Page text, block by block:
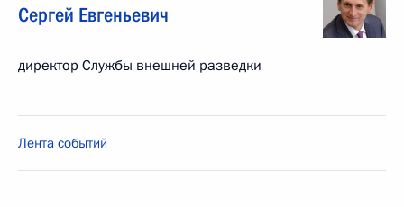
Сергей Евгеньевич
директор Службы внешней разведки
Лента событий